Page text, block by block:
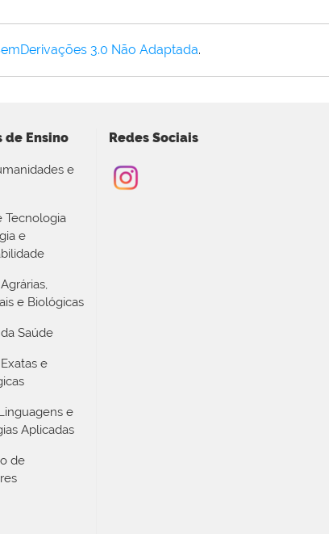
3.0 Não Adaptada.
de Ensino
e
Tecnologia
e
e Biológicas
Saúde
e
e
Aplicadas
de
Redes Sociais